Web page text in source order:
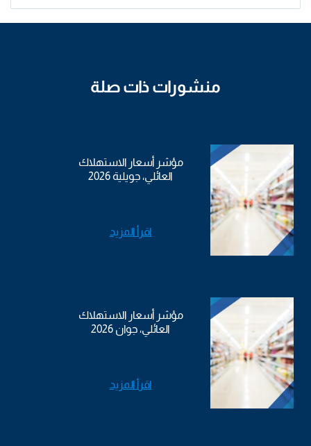
منشورات ذات صلة
مؤشر أسعار الاستهلاك
العائلي، جويلية 2026
اقرأ المزيد
مؤشر أسعار الاستهلاك
العائلي، جوان 2026
اقرأ المزيد